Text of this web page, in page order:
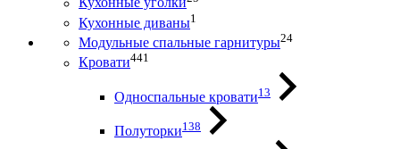
Кухонные диваны1
Модульные спальные гарнитуры24
Кровати441
Односпальные кровати13
Полуторки138